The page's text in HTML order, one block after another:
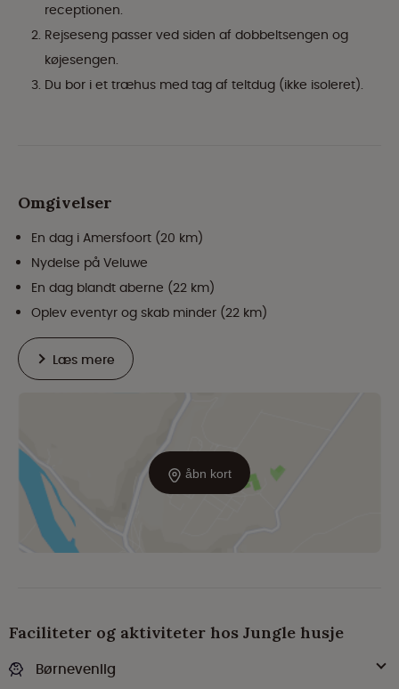
receptionen.
Rejseseng passer ved siden af dobbeltsengen og
køjesengen.
Du bor i et træhus med tag af teltdug (ikke isoleret).
åbn kort
Omgivelser
En dag i Amersfoort (20 km)
Nydelse på Veluwe
En dag blandt aberne (22 km)
Oplev eventyr og skab minder (22 km)
Læs mere
Faciliteter og aktiviteter hos Jungle husje
Børnevenlig